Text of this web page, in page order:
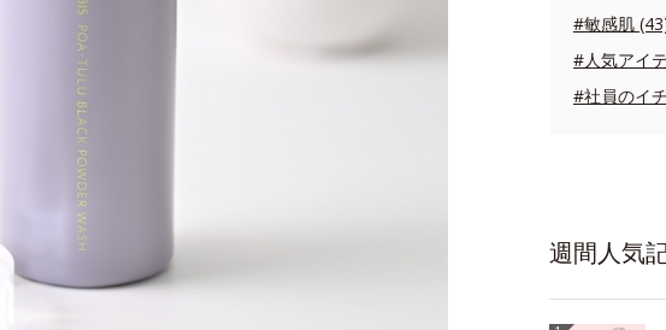
#敏感肌
#人気アイ
#社員のイ
週間人気